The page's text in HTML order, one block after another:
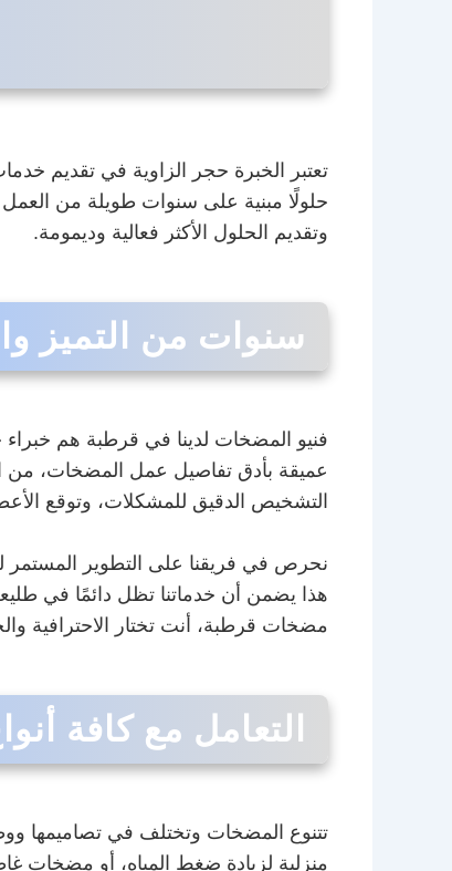
تعتبر الخبرة حجر الزاوية في تقديم
حلولًا مبنية على سنوات طويلة من
وتقديم الحلول الأكثر فعالية وديمومة.
سنوات من التميز
فنيو المضخات لدينا في قرطبة هم
عميقة بأدق تفاصيل عمل المضخات، من
التشخيص الدقيق للمشكلات، وتوقع
نحرص في فريقنا على التطوير المستمر
هذا يضمن أن خدماتنا تظل دائمًا في
مضخات قرطبة، أنت تختار الاحترافية
التعامل مع كافة
تتنوع المضخات وتختلف في تصاميمها
منزلية لزيادة ضغط المياه، أو مضخات